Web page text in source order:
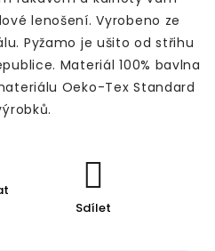
lenošení. Vyrobeno ze
Pyžamo je ušito od střihu
Materiál 100% bavlna
Oeko-Tex Standard
Sdílet